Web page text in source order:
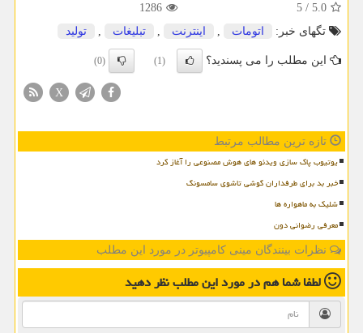
5.0
/
5
1286
تگهای خبر:
اتومات اینترنت تبلیغات تولید
این مطلب را می پسندید؟ (1)
(0)
X
تازه ترین مطالب مرتبط
یوتیوب پاک سازی ویدئو های هوش مصنوعی را آغاز کرد
خبر بد برای طرفداران گوشی تاشوی سامسونگ
شلیک به ماهواره ها
معرفی رضوانی دون
نظرات بینندگان مینی کامپیوتر در مورد این مطلب
لطفا شما همدر مورد این مطلبنظر دهید